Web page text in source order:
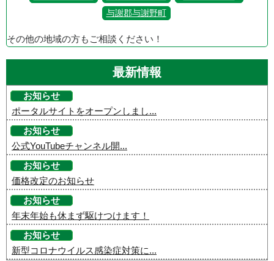
与謝郡与謝野町
その他の地域の方もご相談ください！
最新情報
お知らせ
ポータルサイトをオープンしまし...
お知らせ
公式YouTubeチャンネル開...
お知らせ
価格改定のお知らせ
お知らせ
年末年始も休まず駆けつけます！
お知らせ
新型コロナウイルス感染症対策に...